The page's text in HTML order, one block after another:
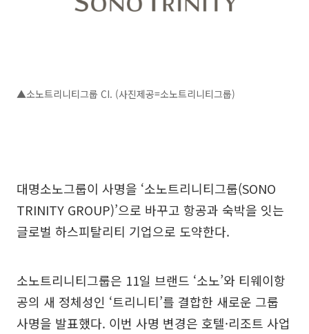
▲소노트리니티그룹 CI. (사진제공=소노트리니티그룹)
대명소노그룹이 사명을 ‘소노트리니티그룹(SONO
TRINITY GROUP)’으로 바꾸고 항공과 숙박을 잇는
글로벌 하스피탈리티 기업으로 도약한다.
소노트리니티그룹은 11일 브랜드 ‘소노’와 티웨이항
공의 새 정체성인 ‘트리니티’를 결합한 새로운 그룹
사명을 발표했다. 이번 사명 변경은 호텔·리조트 사업